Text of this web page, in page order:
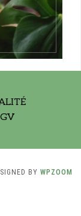
BY WPZOOM